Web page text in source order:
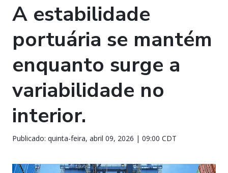
A estabilidade
portuária se mantém
enquanto surge a
variabilidade no
interior.
Publicado: quinta-feira, abril 09, 2026 | 09:00 CDT